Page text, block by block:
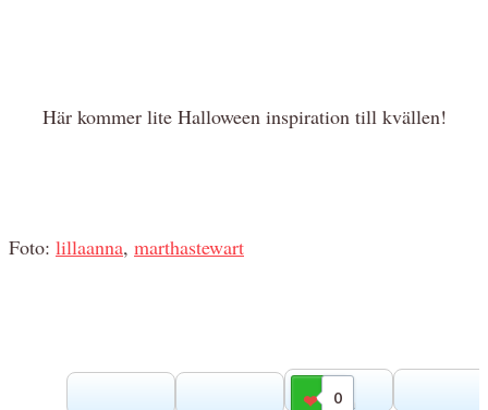
Här kommer lite Halloween inspiration till kvällen!
Foto: lillaanna, marthastewart
0
Gilla